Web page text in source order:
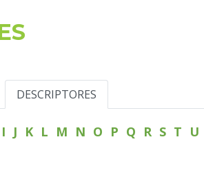
DESCRIPTORES
I J K L M N O P Q R S T U